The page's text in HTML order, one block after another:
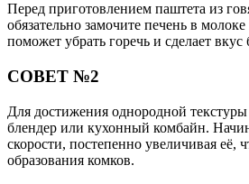
Перед приготовлением паштета из
обязательно замочите печень в
поможет убрать горечь и сделает
СОВЕТ №2
Для достижения однородной
блендер или кухонный комбайн.
скорости, постепенно увеличивая её,
образования комков.